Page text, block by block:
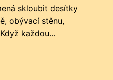
skloubit desítky
obývací stěnu,
každou...